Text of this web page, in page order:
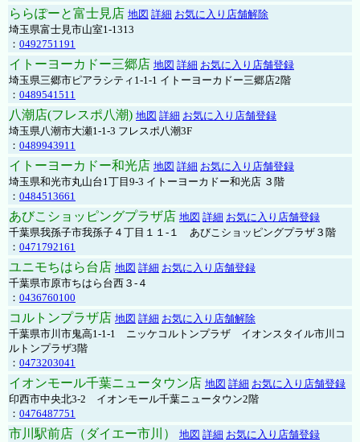
ららぽーと富士見店 地図 詳細 お気に入り店舗解除
埼玉県富士見市山室1-1313
： 0492751191
イトーヨーカドー三郷店 地図 詳細 お気に入り店舗登録
埼玉県三郷市ピアラシティ1-1-1 イトーヨーカドー三郷店2階
： 0489541511
八潮店(フレスポ八潮) 地図 詳細 お気に入り店舗登録
埼玉県八潮市大瀬1-1-3 フレスポ八潮3F
： 0489943911
イトーヨーカドー和光店 地図 詳細 お気に入り店舗登録
埼玉県和光市丸山台1丁目9-3 イトーヨーカドー和光店 ３階
： 0484513661
あびこショッピングプラザ店 地図 詳細 お気に入り店舗登録
千葉県我孫子市我孫子４丁目１１-１ あびこショッピングプラザ３階
： 0471792161
ユニモちはら台店 地図 詳細 お気に入り店舗登録
千葉県市原市ちはら台西３-４
： 0436760100
コルトンプラザ店 地図 詳細 お気に入り店舗解除
千葉県市川市鬼高1-1-1 ニッケコルトンプラザ イオンスタイル市川コ
ルトンプラザ3階
： 0473203041
イオンモール千葉ニュータウン店 地図 詳細 お気に入り店舗登録
印西市中央北3-2 イオンモール千葉ニュータウン2階
： 0476487751
市川駅前店（ダイエー市川） 地図 詳細 お気に入り店舗登録